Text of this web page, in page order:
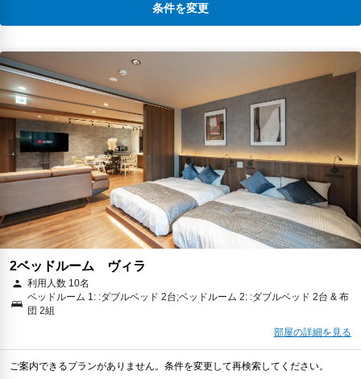
条件を変更
2ベッドルーム ヴィラ
利用人数 10名
ベッドルーム 1: :ダブルベッド 2台;ベッドルーム 2: :ダブルベッド 2台 & 布
団 2組
部屋の詳細を見る
ご案内できるプランがありません。条件を変更して再検索してください。